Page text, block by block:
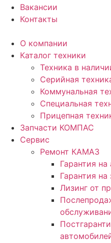
Вакансии
Контакты
О компании
Каталог техники
Техника в
Серийная
Коммунальная
Специальная
Прицепная
Запчасти КОМПАС
Сервис
Ремонт КАМАЗ
Гарантия
Гарантия на
Лизинг от